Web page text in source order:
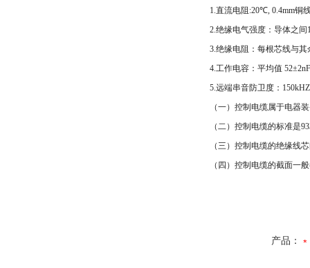
1.直流电阻 :20℃, 0.4mm铜
2.绝缘电气强度：导体之间
3.绝缘电阻：每根芯线与
4.工作电容：平均值 52±
5.远端串音防卫度： 150kHZ
（一）控制电缆属于电器
（二）控制电缆的标准是
（三）控制电缆的绝缘线
（四）控制电缆的截面一
产品：